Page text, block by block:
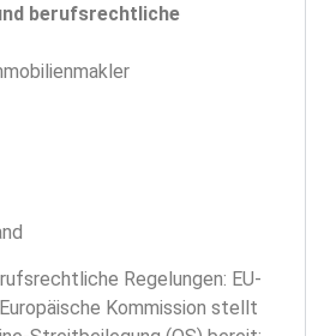
berufsrechtliche
Regelungen: EU-
Kommission stellt